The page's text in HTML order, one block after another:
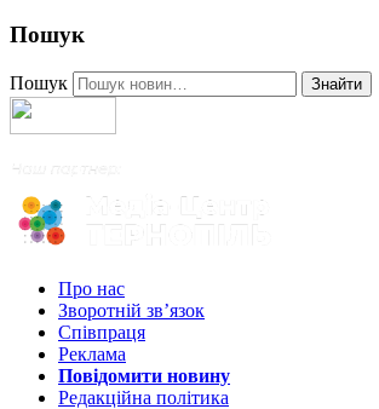
Пошук
Пошук Знайти
Про нас
Зворотній зв’язок
Співпраця
Реклама
Повідомити новину
Редакційна політика